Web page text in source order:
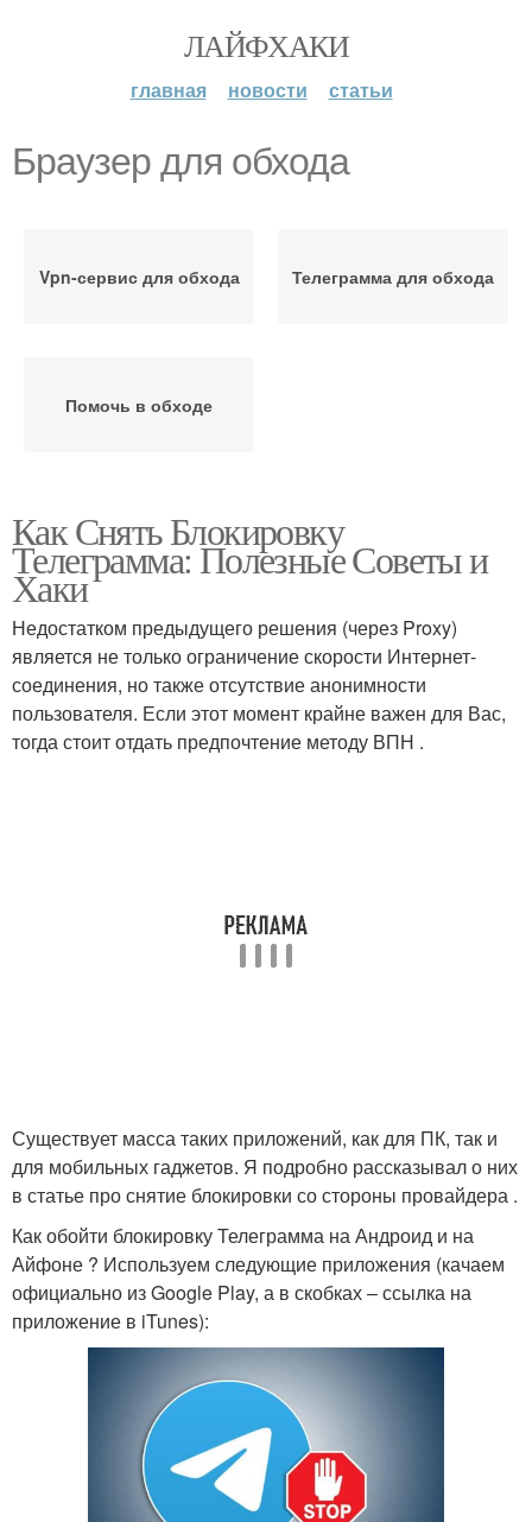
ЛАЙФХАКИ
главная новости статьи
Браузер для обхода
Vpn-сервис для обхода Телеграмма для обхода
Помочь в обходе
Как Снять Блокировку
Телеграмма: Полезные Советы и
Хаки
Недостатком предыдущего решения (через Proxy)
является не только ограничение скорости Интернет-
соединения, но также отсутствие анонимности
пользователя. Если этот момент крайне важен для Вас,
тогда стоит отдать предпочтение методу ВПН .
Существует масса таких приложений, как для ПК, так и
для мобильных гаджетов. Я подробно рассказывал о них
в статье про снятие блокировки со стороны провайдера .
Как обойти блокировку Телеграмма на Андроид и на
Айфоне ? Используем следующие приложения (качаем
официально из Google Play, а в скобках – ссылка на
приложение в iTunes):